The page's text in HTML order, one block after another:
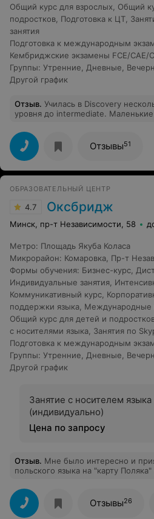
Общий курс для взрослых
Общий
подростков Подготовка к ЦТ
занятия
Подготовка к международным
Кембриджские экзамены FCE/CAE/
Группы: Утренние Дневные
Другой график
Отзыв. Училась в Discovery
уровня до intermediate.
в дружеской атмосфере.
Рекомендую.
Отзывы51
ОБРАЗОВАТЕЛЬНЫЙ ЦЕНТР
4.7 Оксбридж
Минск, пр-т Независимости, 58
Метро: Площадь Якуба Коласа
Микрорайон: Комаровка Пр-т
Формы обучения: Бизнес-курс
Индивидуальные занятия
Коммуникативный курс
поддержки языка Международные
Общий курс для детей и
с носителями языка Занятия по
Подготовка к международным
Группы: Утренние Дневные
Другой график
Занятие с носителем языка
(индивидуально)
Цена по запросу
Отзыв. Мне было интересно и
польского языка на "карту
письменно домашнего задания- я
материал.
Отзывы26